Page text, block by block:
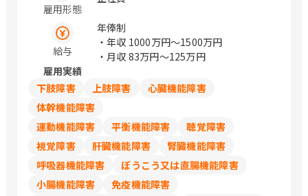
雇用形態
給与
年俸制
・年収 1000万円〜1500万円
・月収 83万円〜125万円
雇用実績
下肢障害
上肢障害
心臓機能障害
体幹機能障害
運動機能障害
平衡機能障害
聴覚障害
視覚障害
肝臓機能障害
腎臓機能障害
呼吸器機能障害
ぼうこう又は直腸機能障害
小腸機能障害
免疫機能障害